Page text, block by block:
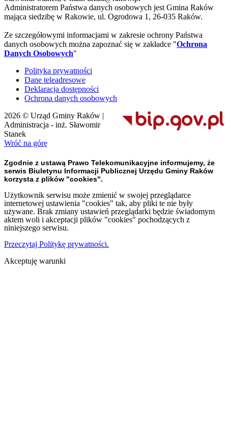
Administratorem Państwa danych osobowych jest Gmina Raków
mająca siedzibę w Rakowie, ul. Ogrodowa 1, 26-035 Raków.
Ze szczegółowymi informacjami w zakresie ochrony Państwa
danych osobowych można zapoznać się w zakładce "Ochrona
Danych Osobowych"
Polityka prywatności
Dane teleadresowe
Deklaracja dostępności
Ochrona danych osobowych
2026 © Urząd Gminy Raków |
Administracja - inż. Sławomir
Stanek
Wróć na górę
Zgodnie z ustawą Prawo Telekomunikacyjne informujemy, że
serwis Biuletynu Informacji Publicznej Urzędu Gminy Raków
korzysta z plików "cookies".
Użytkownik serwisu może zmienić w swojej przeglądarce
internetowej ustawienia "cookies" tak, aby pliki te nie były
używane. Brak zmiany ustawień przeglądarki będzie świadomym
aktem woli i akceptacji plików "cookies" pochodzących z
niniejszego serwisu.
Przeczytaj Politykę prywatności.
Akceptuję warunki